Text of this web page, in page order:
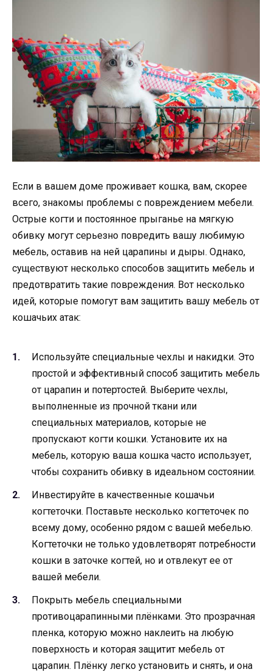
Если в вашем доме проживает кошка, вам, скорее
всего, знакомы проблемы с повреждением мебели.
Острые когти и постоянное прыганье на мягкую
обивку могут серьезно повредить вашу любимую
мебель, оставив на ней царапины и дыры. Однако,
существуют несколько способов защитить мебель и
предотвратить такие повреждения. Вот несколько
идей, которые помогут вам защитить вашу мебель от
кошачьих атак:
Используйте специальные чехлы и накидки. Это
простой и эффективный способ защитить мебель
от царапин и потертостей. Выберите чехлы,
выполненные из прочной ткани или
специальных материалов, которые не
пропускают когти кошки. Установите их на
мебель, которую ваша кошка часто использует,
чтобы сохранить обивку в идеальном состоянии.
Инвестируйте в качественные кошачьи
когтеточки. Поставьте несколько когтеточек по
всему дому, особенно рядом с вашей мебелью.
Когтеточки не только удовлетворят потребности
кошки в заточке когтей, но и отвлекут ее от
вашей мебели.
Покрыть мебель специальными
противоцарапинными плёнками. Это прозрачная
пленка, которую можно наклеить на любую
поверхность и которая защитит мебель от
царапин. Плёнку легко установить и снять, и она